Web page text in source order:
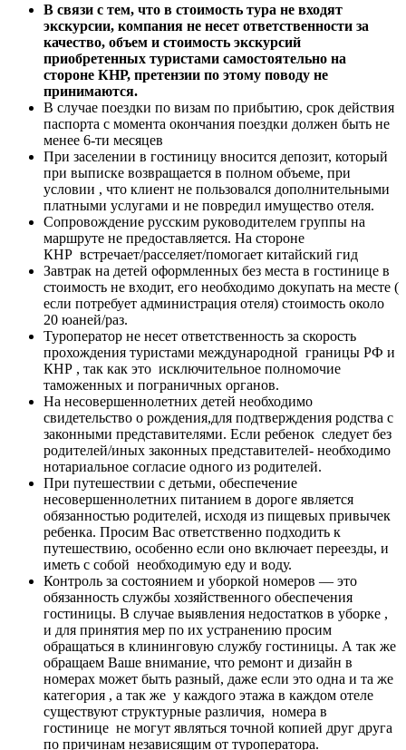
В связи с тем, что в стоимость тура не входят
экскурсии, компания не несет ответственности за
качество, объем и стоимость экскурсий
приобретенных туристами самостоятельно на
стороне КНР, претензии по этому поводу не
принимаются.
В случае поездки по визам по прибытию, срок действия
паспорта с момента окончания поездки должен быть не
менее 6-ти месяцев
При заселении в гостиницу вносится депозит, который
при выписке возвращается в полном объеме, при
условии , что клиент не пользовался дополнительными
платными услугами и не повредил имущество отеля.
Сопровождение русским руководителем группы на
маршруте не предоставляется. На стороне
КНР встречает/расселяет/помогает китайский гид
Завтрак на детей оформленных без места в гостинице в
стоимость не входит, его необходимо докупать на месте (
если потребует администрация отеля) стоимость около
20 юаней/раз.
Туроператор не несет ответственность за скорость
прохождения туристами международной границы РФ и
КНР , так как это исключительное полномочие
таможенных и пограничных органов.
На несовершеннолетних детей необходимо
свидетельство о рождения,для подтверждения родства с
законными представителями. Если ребенок следует без
родителей/иных законных представителей- необходимо
нотариальное согласие одного из родителей.
При путешествии с детьми, обеспечение
несовершеннолетних питанием в дороге является
обязанностью родителей, исходя из пищевых привычек
ребенка. Просим Вас ответственно подходить к
путешествию, особенно если оно включает переезды, и
иметь с собой необходимую еду и воду.
Контроль за состоянием и уборкой номеров — это
обязанность службы хозяйственного обеспечения
гостиницы. В случае выявления недостатков в уборке ,
и для принятия мер по их устранению просим
обращаться в клининговую службу гостиницы. А так же
обращаем Ваше внимание, что ремонт и дизайн в
номерах может быть разный, даже если это одна и та же
категория , а так же у каждого этажа в каждом отеле
существуют структурные различия, номера в
гостинице не могут являться точной копией друг друга
по причинам независящим от туроператора.